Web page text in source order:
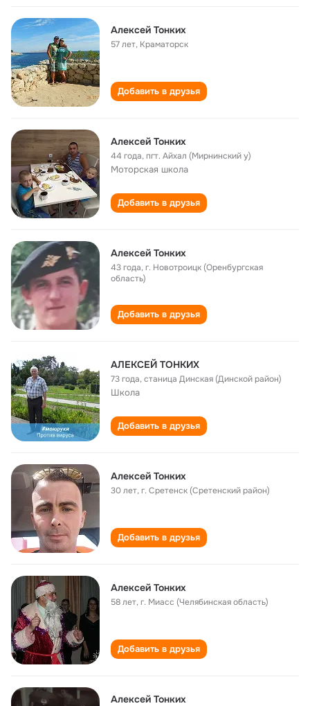
Алексей Тонких
57 лет, Краматорск
Добавить в друзья
Алексей Тонких
44 года,пгт. Айхал (Мирнинский у)
Моторская школа
Добавить в друзья
Алексей Тонких
43 года,г. Новотроицк (Оренбургская
область)
Добавить в друзья
АЛЕКСЕЙ ТОНКИХ
73 года,станица Динская (Динской район)
Школа
Добавить в друзья
Алексей Тонких
30 лет,г. Сретенск (Сретенский район)
Добавить в друзья
Алексей Тонких
58 лет,г. Миасс (Челябинская область)
Добавить в друзья
Алексей Тонких